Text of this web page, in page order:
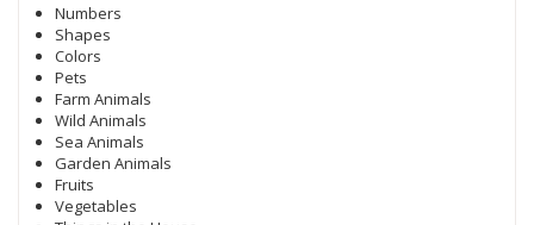
Numbers
Shapes
Colors
Pets
Farm Animals
Wild Animals
Sea Animals
Garden Animals
Fruits
Vegetables